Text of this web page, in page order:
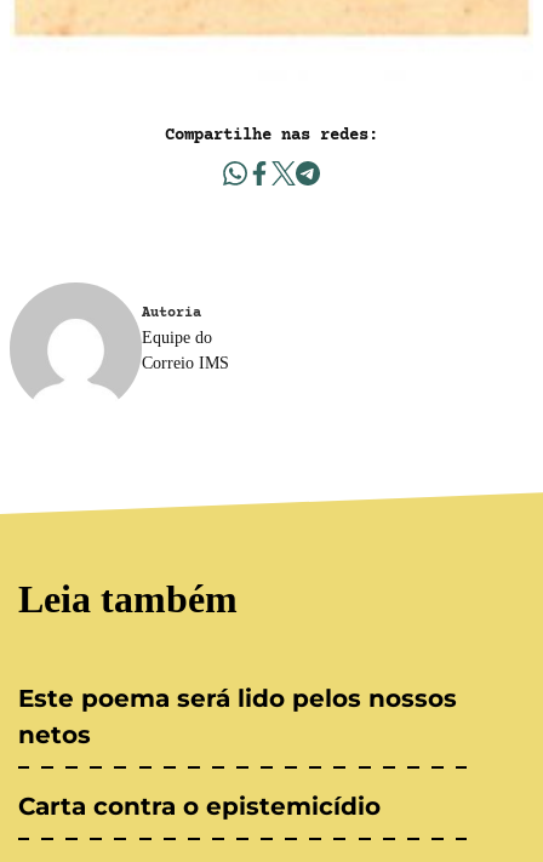
Compartilhe nas redes:
Autoria
Equipe do
Correio IMS
Leia também
Este poema será lido pelos nossos
netos
Carta contra o epistemicídio